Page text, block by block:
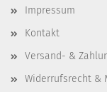
Impressum
Kontakt
Versand- &
Widerrufsrecht &